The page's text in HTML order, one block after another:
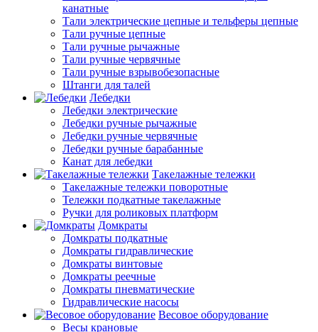
канатные
Тали электрические цепные и тельферы цепные
Тали ручные цепные
Тали ручные рычажные
Тали ручные червячные
Тали ручные взрывобезопасные
Штанги для талей
Лебедки
Лебедки электрические
Лебедки ручные рычажные
Лебедки ручные червячные
Лебедки ручные барабанные
Канат для лебедки
Такелажные тележки
Такелажные тележки поворотные
Тележки подкатные такелажные
Ручки для роликовых платформ
Домкраты
Домкраты подкатные
Домкраты гидравлические
Домкраты винтовые
Домкраты реечные
Домкраты пневматические
Гидравлические насосы
Весовое оборудование
Весы крановые